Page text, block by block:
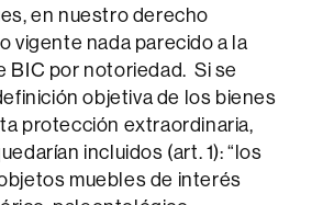
en nuestro derecho
vigente nada parecido a la
BIC por notoriedad. Si se
objetiva de los bienes
protección extraordinaria,
incluidos (art. 1): “los
muebles de interés